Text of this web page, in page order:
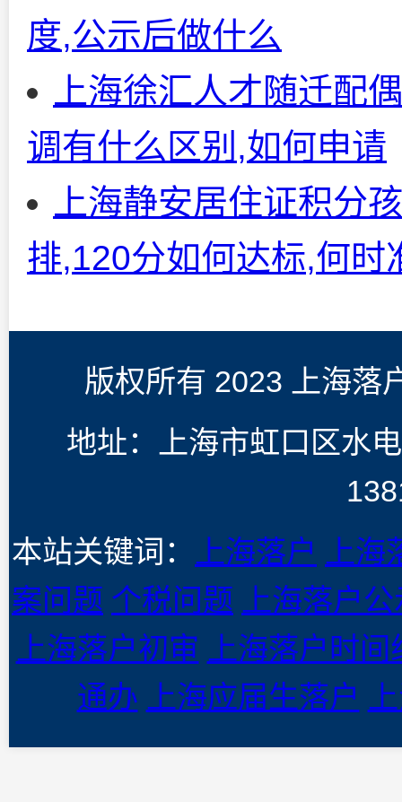
度,公示后做什么
上海徐汇人才随迁配
调有什么区别,如何申请
上海静安居住证积分
排,120分如何达标,何时
版权所有 2023 上海落
地址：上海市虹口区水
本站关键词：
上海落户
上
案问题 个税问题
上海落户
上海落户初审
上海落户时间
通办
上海应届生落户